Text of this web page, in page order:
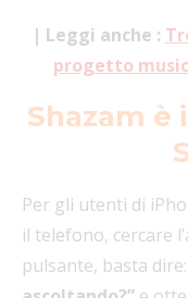
| Leggi anche :
progetto
Shazam è
Per gli utenti di
il telefono, cercare
pulsante, basta dire: